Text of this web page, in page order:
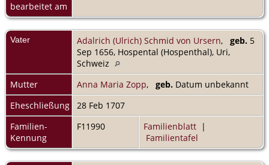
bearbeitet am
Vater Adalrich (Ulrich) Schmid von Ursern, geb. 5
Sep 1656, Hospental (Hospenthal), Uri,
Schweiz
Mutter
Anna Maria Zopp, geb. Datum unbekannt
Eheschließung
28 Feb 1707
Familien-
Kennung
F11990 Familienblatt |
Familientafel